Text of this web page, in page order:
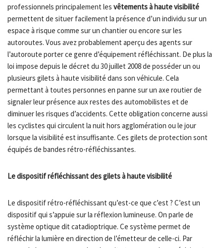
professionnels principalement les vêtements à haute visibilité
permettent de situer facilement la présence d’un individu sur un
espace à risque comme sur un chantier ou encore sur les
autoroutes. Vous avez probablement aperçu des agents sur
l’autoroute porter ce genre d’équipement réfléchissant. De plus la
loi impose depuis le décret du 30 juillet 2008 de posséder un ou
plusieurs gilets à haute visibilité dans son véhicule. Cela
permettant à toutes personnes en panne sur un axe routier de
signaler leur présence aux restes des automobilistes et de
diminuer les risques d’accidents. Cette obligation concerne aussi
les cyclistes qui circulent la nuit hors agglomération ou le jour
lorsque la visibilité est insuffisante. Ces gilets de protection sont
équipés de bandes rétro-réfléchissantes.
Le dispositif réfléchissant des gilets à haute visibilité
Le dispositif rétro-réfléchissant qu’est-ce que c’est ? C’est un
dispositif qui s’appuie sur la réflexion lumineuse. On parle de
système optique dit catadioptrique. Ce système permet de
réfléchir la lumière en direction de l’émetteur de celle-ci. Par